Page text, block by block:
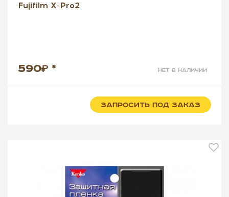
Fujifilm X-Pro2
590 * нет в наличии
ЗАПРОСИТЬ ПОД ЗАКАЗ